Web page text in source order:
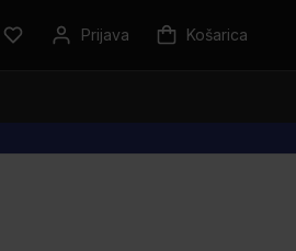
Prijava Košarica